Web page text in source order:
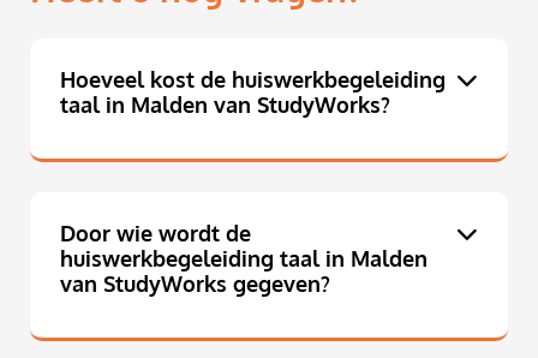
Hoeveel kost de huiswerkbegeleiding
taal in Malden van StudyWorks?
Door wie wordt de
huiswerkbegeleiding taal in Malden
van StudyWorks gegeven?